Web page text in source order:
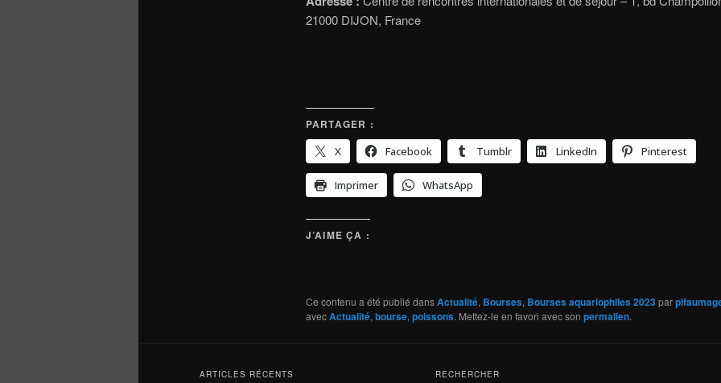
21000 DIJON, France
PARTAGER :
X
Facebook Tumblr LinkedIn Pinterest
Imprimer WhatsApp
J’AIME ÇA :
Ce contenu a été publié dansActualité, Bourses, Bourses aquariophiles 2023par
avecActualité, bourse, poissons. Mettez-le en favori avec son permalien.
ARTICLES RÉCENTS RECHERCHER